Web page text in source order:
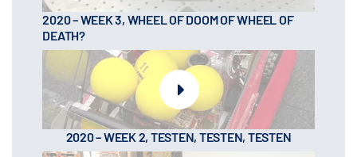
2020 – WEEK 3, WHEEL OF DOOM OF WHEEL OF
DEATH?
2020 – WEEK 2, TESTEN, TESTEN, TESTEN